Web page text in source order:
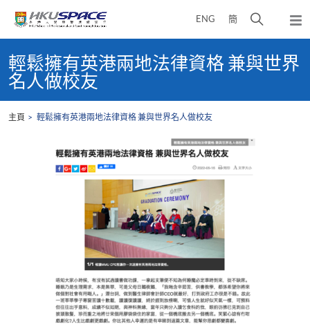
ENG 簡
開
搜
尋
面
彈
出
主
選
content
start輕鬆擁有英港兩地法律資格 兼與世界
名人做校友
主頁 輕鬆擁有英港兩地法律資格 兼與世界名人做校友